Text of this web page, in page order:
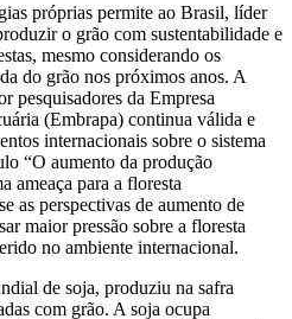
próprias permite ao Brasil, líder
o grão com sustentabilidade e
mesmo considerando os
do grão nos próximos anos. A
pesquisadores da Empresa
(Embrapa) continua válida e
internacionais sobre o sistema
“O aumento da produção
ameaça para a floresta
as perspectivas de aumento de
maior pressão sobre a floresta
no ambiente internacional.
de soja, produziu na safra
com grão. A soja ocupa